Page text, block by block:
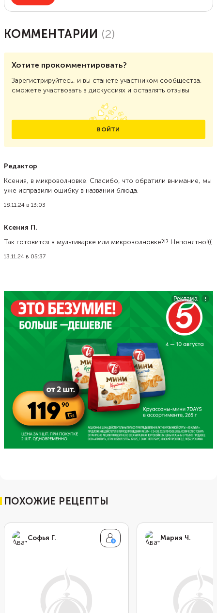
КОММЕНТАРИИ (2)
Хотите прокомментировать?
Зарегистрируйтесь, и вы станете участником сообщества,
сможете участвовать в дискуссиях и оставлять отзывы
ВОЙТИ
Редактор
Ксения, в микроволновке. Спасибо, что обратили внимание, мы
уже исправили ошибку в названии блюда.
18.11.24 в 13:03
Ксения П.
Так готовится в мультиварке или микроволновке?!? Непонятно!((
13.11.24 в 05:37
ПОХОЖИЕ РЕЦЕПТЫ
Софья Г. Мария Ч.